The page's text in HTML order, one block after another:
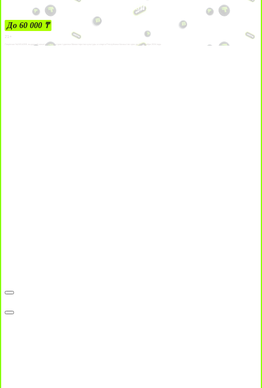
ЗА ДЕПОЗИТЫ
До 60 000 ₸
21+
Лицензии №24514359, выданной комитетом индустрии туризма Министерства культуры и спорта Республики Казахстан срок до 27 сентября 2034 года.